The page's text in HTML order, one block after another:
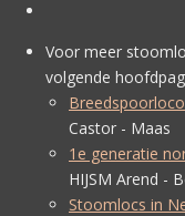
Voor meer
volgende
Castor - Maas
1e generatie
HIJSM Arend -
Stoomlocs in